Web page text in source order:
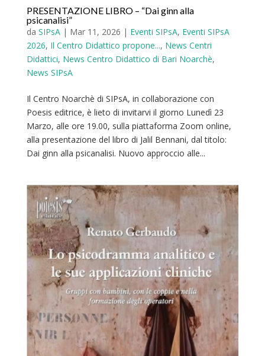
PRESENTAZIONE LIBRO – “Dai ginn alla
psicanalisi”
da SIPsA| Mar 11, 2026 | Eventi SIPsA, Eventi SIPsA
2026, Il Centro Didattico propone..., News Centri
Didattici, News Centro Didattico di Bari Noarchè,
News SIPsA
Il Centro Noarchè di SIPsA, in collaborazione con
Poesis editrice, è lieto di invitarvi il giorno Lunedì 23
Marzo, alle ore 19.00, sulla piattaforma Zoom online,
alla presentazione del libro di Jalil Bennani, dal titolo:
Dai ginn alla psicanalisi. Nuovo approccio alle...